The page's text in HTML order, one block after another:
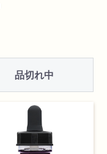
品切れ中